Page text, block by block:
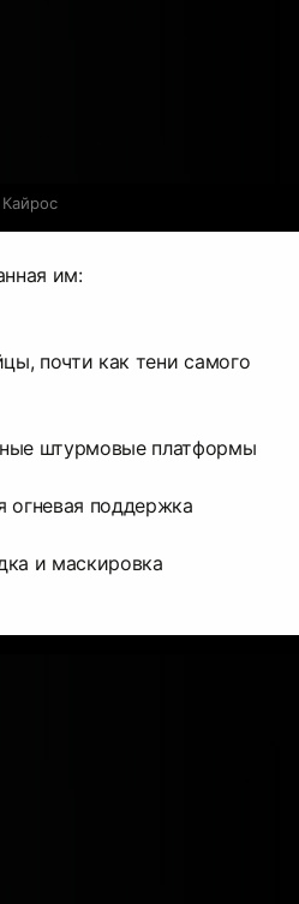
Кайрос
им:
почти как тени самого
штурмовые платформы
поддержка
и маскировка